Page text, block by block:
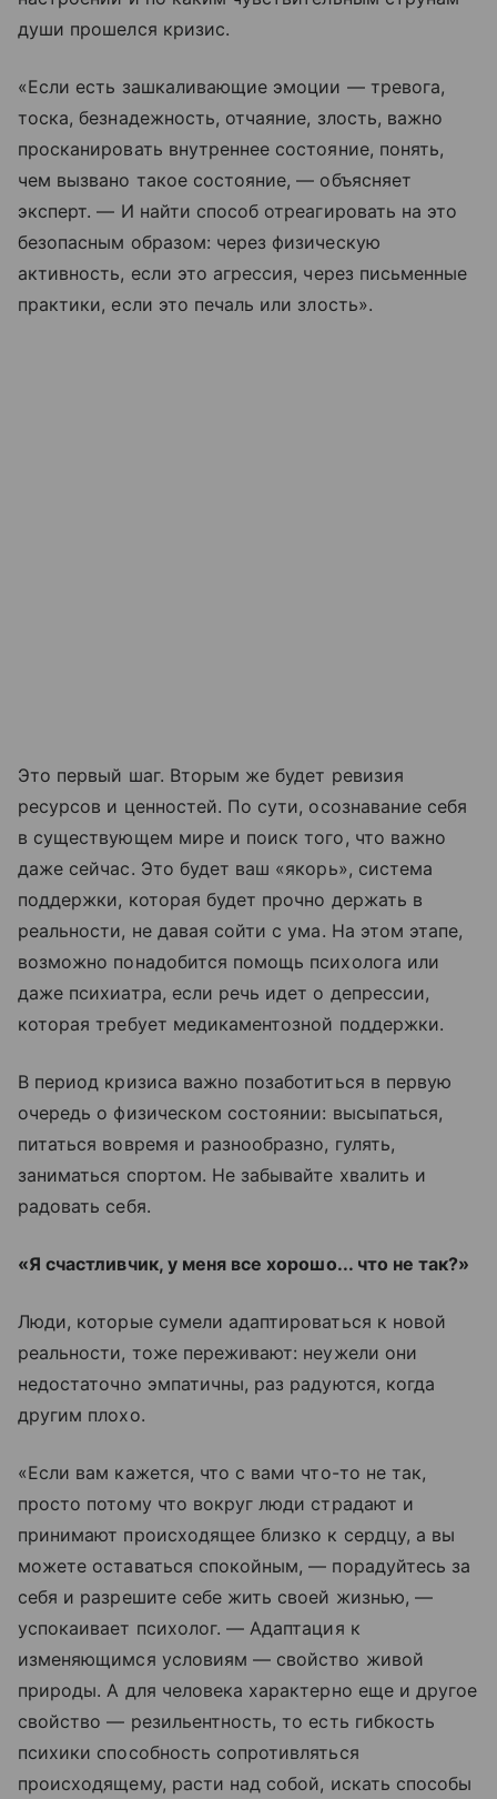
души прошелся кризис.
«Если есть зашкаливающие эмоции — тревога,
тоска, безнадежность, отчаяние, злость, важно
просканировать внутреннее состояние, понять,
чем вызвано такое состояние, — объясняет
эксперт. — И найти способ отреагировать на это
безопасным образом: через физическую
активность, если это агрессия, через письменные
практики, если это печаль или злость».
Это первый шаг. Вторым же будет ревизия
ресурсов и ценностей. По сути, осознавание себя
в существующем мире и поиск того, что важно
даже сейчас. Это будет ваш «якорь», система
поддержки, которая будет прочно держать в
реальности, не давая сойти с ума. На этом этапе,
возможно понадобится помощь психолога или
даже психиатра, если речь идет о депрессии,
которая требует медикаментозной поддержки.
В период кризиса важно позаботиться в первую
очередь о физическом состоянии: высыпаться,
питаться вовремя и разнообразно, гулять,
заниматься спортом. Не забывайте хвалить и
радовать себя.
«Я счастливчик, у меня все хорошо... что не так?»
Люди, которые сумели адаптироваться к новой
реальности, тоже переживают: неужели они
недостаточно эмпатичны, раз радуются, когда
другим плохо.
«Если вам кажется, что с вами что-то не так,
просто потому что вокруг люди страдают и
принимают происходящее близко к сердцу, а вы
можете оставаться спокойным, — порадуйтесь за
себя и разрешите себе жить своей жизнью, —
успокаивает психолог. — Адаптация к
изменяющимся условиям — свойство живой
природы. А для человека характерно еще и другое
свойство — резильентность, то есть гибкость
психики способность сопротивляться
происходящему, расти над собой, искать способы